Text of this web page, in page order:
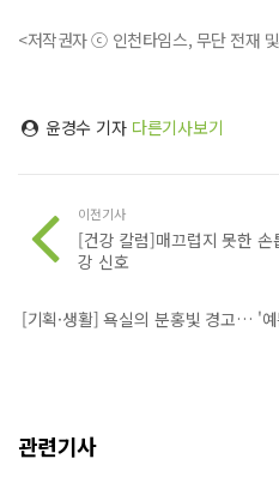
<저작권자 ⓒ 인천타임스, 무단 전재
윤경수 기자 다른기사보기
이전기사
[건강 칼럼]매끄럽지 못한
강 신호
[기획·생활] 욕실의 분홍빛 경고… '
관련기사